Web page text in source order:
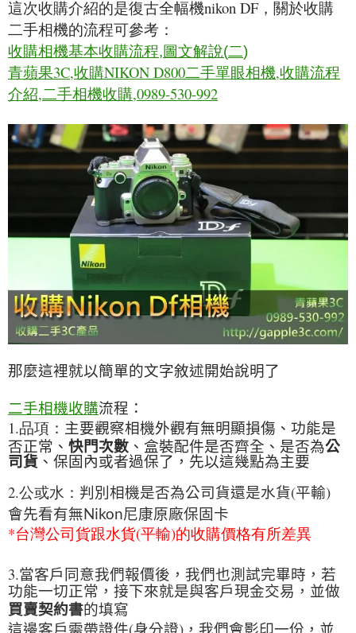
這次收購介紹的是復古全幅機nikon DF，關於收購
二手相機的流程可參考：
收購相機基本收購流程,圖文解說(二)
青蘋果3C,收購NIKON D800二手單眼相機,收購流程
介紹,二手相機收購,0989-530-992
那麼這裡就以簡單的文字敘述開始說明了
二手相機收購流程：
1.品項： 主要觀察相機外觀有無明顯損傷、功能是
否正常、 快門次數 、盒裝配件是否齊全、是否為公
司貨 、保固內或者過保了，先以這幾點為主要
2.公或水： 判別相機是否為公司貨還是水貨(平輸)
會先看有無Nikon尼康原廠保固卡
*台灣公司貨跟水貨(平輸)的收購價格有所差異
3.當客戶同意我們報價後，我們也測試完畢時，若
功能一切正常，接下來就是與客戶現金交易，並做
買賣契約書的填寫
這邊客戶需帶證件(身分證) ，我們會影印一份，並